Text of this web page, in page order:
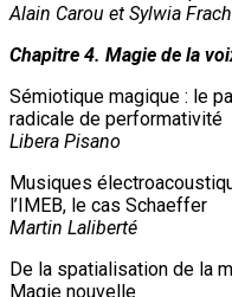
Alain Carou et Sylwia Frach
Chapitre 4. Magie de la
Sémiotique magique : le
radicale de performativité
Libera Pisano
Musiques
l’IMEB, le cas Schaeffer
Martin Laliberté
De la spatialisation de la
Magie nouvelle